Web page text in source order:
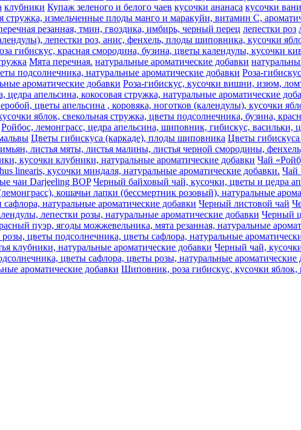
клубники Купаж зеленого и белого чаев кусочки ананаса кусочки
стружка, измельченные плоды манго и маракуйи, витамин С,
резанная, тмин, гвоздика, имбирь, черный перец лепестки роз
лепестки роз, анис, фенхель, плоды шиповника, кусочки
гибискус, красная смородина, бузина, цветы календулы, кусочки
Мята перечная. натуральные ароматические добавки
подсолнечника, натуральные ароматические добавки Роза-
ароматические добавки Роза-гибискус, кусочки вишни, изюм,
апельсина, кокосовая стружка, натуральные ароматические
цветы апельсина , коровяка, ноготков (календулы), кусочки
яблок, свекольная стружка, цветы подсолнечника, бузина,
Ройбос, лемонграсc, цедра апельсина, шиповник, гибискус, васильки,
Цветы гибискуса (каркаде), плоды шиповника Цветы
листья мяты, листья малины, листья черной смородины,
кусочки клубники, натуральные ароматические добавки Чай
linearis, кусочки миндаля, натуральные ароматические добавки. Чай
чаи Darjeeling BOP Черный байховый чай, кусочки, цветы и цедра
кошачьи лапки (бессмертник розовый), натуральные
натуральные ароматические добавки Черный листовой чай
лепестки розы, натуральные ароматические добавки Черный
пуэр, ягоды можжевельника, мята резанная, натуральные
цветы подсолнечника, цветы сафлора, натуральные
клубники, натуральные ароматические добавки Черный чай,
цветы сафлора, цветы розы, натуральные ароматические
ароматические добавки Шиповник, роза гибискус, кусочки яблок,